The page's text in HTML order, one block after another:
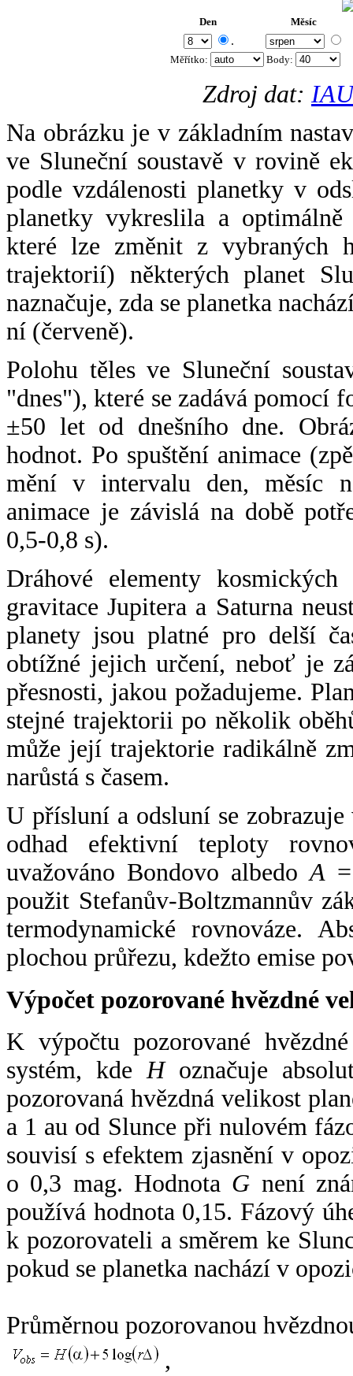
Den Měsíc
.
Měřítko: Body:
Zdroj dat:
Na obrázku je v základním
ve Sluneční soustavě v rovině
podle vzdálenosti planetky v
planetky vykreslila a
které lze změnit z vybraných
trajektorií) některých planet
naznačuje, zda se planetka
ní (červeně).
Polohu těles ve Sluneční
"dnes"), které se zadává pomocí
±50 let od dnešního dne.
hodnot. Po spuštění animace
mění v intervalu den, měsíc
animace je závislá na době
0,5-0,8 s).
Dráhové elementy
gravitace Jupitera a Saturna
planety jsou platné pro delší
obtížné jejich určení, neboť je
přesnosti, jakou požadujeme.
stejné trajektorii po několik
může její trajektorie radikálně
narůstá s časem.
U přísluní a odsluní se
odhad efektivní teploty
uvažováno Bondovo albedoA
použit Stefanův-Boltzmannův
termodynamické rovnováze.
plochou průřezu, kdežto emise
Výpočet pozorované hvězdné
K výpočtu pozorované
systém, kde Hoznačuje
pozorovaná hvězdná velikost
a 1 au od Slunce při nulovém
souvisí s efektem zjasnění v
o 0,3 mag. Hodnota G není
používá hodnota 0,15. Fázový
k pozorovateli a směrem ke
pokud se planetka nachází v
Průměrnou pozorovanou
,